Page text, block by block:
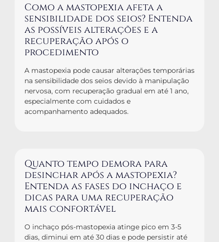
Como a mastopexia afeta a
sensibilidade dos seios? Entenda
as possíveis alterações e a
recuperação após o
procedimento
A mastopexia pode causar alterações temporárias
na sensibilidade dos seios devido à manipulação
nervosa, com recuperação gradual em até 1 ano,
especialmente com cuidados e
acompanhamento adequados.
Quanto tempo demora para
desinchar após a mastopexia?
Entenda as fases do inchaço e
dicas para uma recuperação
mais confortável
O inchaço pós-mastopexia atinge pico em 3-5
dias, diminui em até 30 dias e pode persistir até